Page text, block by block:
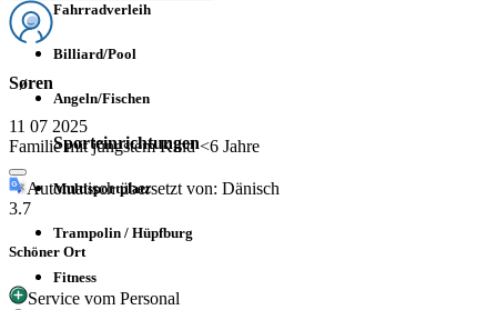
Fahrradverleih
Billiard/Pool
Angeln/Fischen
Sporteinrichtungen
Multisportplatz
Trampolin / Hüpfburg
Fitness
Søren
11 07 2025
Familie mit jüngstem Kind <6 Jahre
Automatisch übersetzt von: Dänisch
3.7
Schöner Ort
Service vom Personal